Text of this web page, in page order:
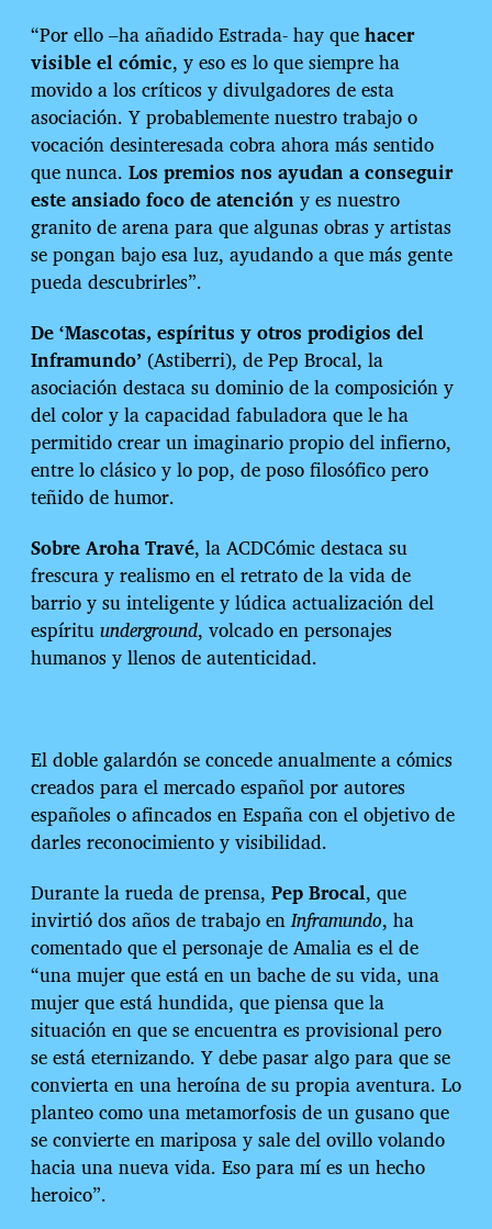
“Por ello –ha añadido Estrada- hay quehacer
visible el cómic, y eso es lo que siempre ha
movido a los críticos y divulgadores de esta
asociación. Y probablemente nuestro trabajo o
vocación desinteresada cobra ahora más sentido
que nunca. Los premios nos ayudan a conseguir
este ansiado foco de atención y es nuestro
granito de arena para que algunas obras y artistas
se pongan bajo esa luz, ayudando a que más gente
pueda descubrirles”.
De ‘Mascotas, espíritus y otros prodigios del
Inframundo’ (Astiberri), de Pep Brocal, la
asociación destaca su dominio de la composición y
del color y la capacidad fabuladora que le ha
permitido crear un imaginario propio del infierno,
entre lo clásico y lo pop, de poso filosófico pero
teñido de humor.
Sobre Aroha Travé, la ACDCómic destaca su
frescura y realismo en el retrato de la vida de
barrio y su inteligente y lúdica actualización del
espírituunderground, volcado en personajes
humanos y llenos de autenticidad.
El doble galardón se concede anualmente a cómics
creados para el mercado español por autores
españoles o afincados en España con el objetivo de
darles reconocimiento y visibilidad.
Durante la rueda de prensa, Pep Brocal, que
invirtió dos años de trabajo enInframundo, ha
comentado que el personaje de Amalia es el de
“una mujer que está en un bache de su vida, una
mujer que está hundida, que piensa que la
situación en que se encuentra es provisional pero
se está eternizando. Y debe pasar algo para que se
convierta en una heroína de su propia aventura. Lo
planteo como una metamorfosis de un gusano que
se convierte en mariposa y sale del ovillo volando
hacia una nueva vida. Eso para mí es un hecho
heroico”.